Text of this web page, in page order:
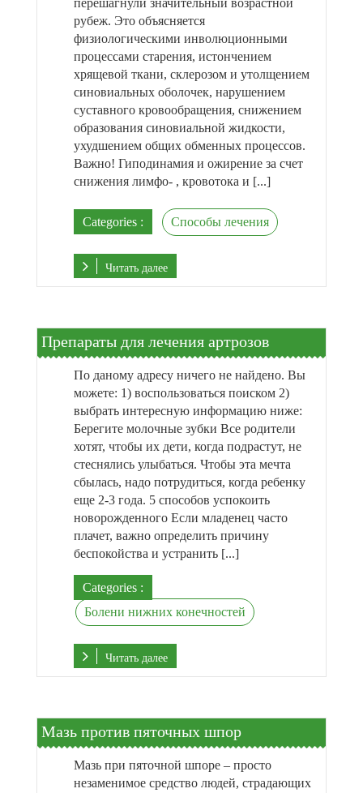
перешагнули значительный возрастной
рубеж. Это объясняется
физиологическими инволюционными
процессами старения, истончением
хрящевой ткани, склерозом и утолщением
синовиальных оболочек, нарушением
суставного кровообращения, снижением
образования синовиальной жидкости,
ухудшением общих обменных процессов.
Важно! Гиподинамия и ожирение за счет
снижения лимфо- , кровотока и [...]
Categories : Способы лечения
Читать далее
Препараты для лечения артрозов
По даному адресу ничего не найдено. Вы
можете: 1) воспользоваться поиском 2)
выбрать интересную информацию ниже:
Берегите молочные зубки Все родители
хотят, чтобы их дети, когда подрастут, не
стеснялись улыбаться. Чтобы эта мечта
сбылась, надо потрудиться, когда ребенку
еще 2-3 года. 5 способов успокоить
новорожденного Если младенец часто
плачет, важно определить причину
беспокойства и устранить [...]
Categories :
Болени нижних конечностей
Читать далее
Мазь против пяточных шпор
Мазь при пяточной шпоре – просто
незаменимое средство людей, страдающих